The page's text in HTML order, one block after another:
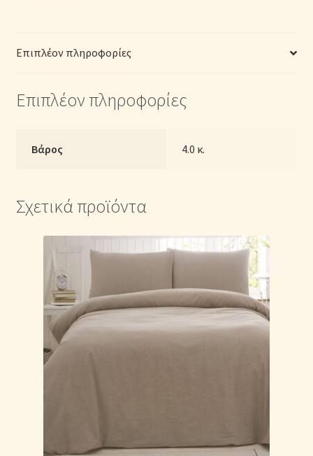
2020249612
Λευκό
Επιπλέον πληροφορίες
Επιπλέον πληροφορίες
Βάρος 4.0 κ.
Σχετικά προϊόντα